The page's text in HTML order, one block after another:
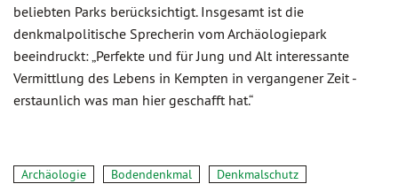
beliebten Parks berücksichtigt. Insgesamt ist die
denkmalpolitische Sprecherin vom Archäologiepark
beeindruckt: „Perfekte und für Jung und Alt interessante
Vermittlung des Lebens in Kempten in vergangener Zeit -
erstaunlich was man hier geschafft hat.“
Archäologie Bodendenkmal
Denkmalschutz